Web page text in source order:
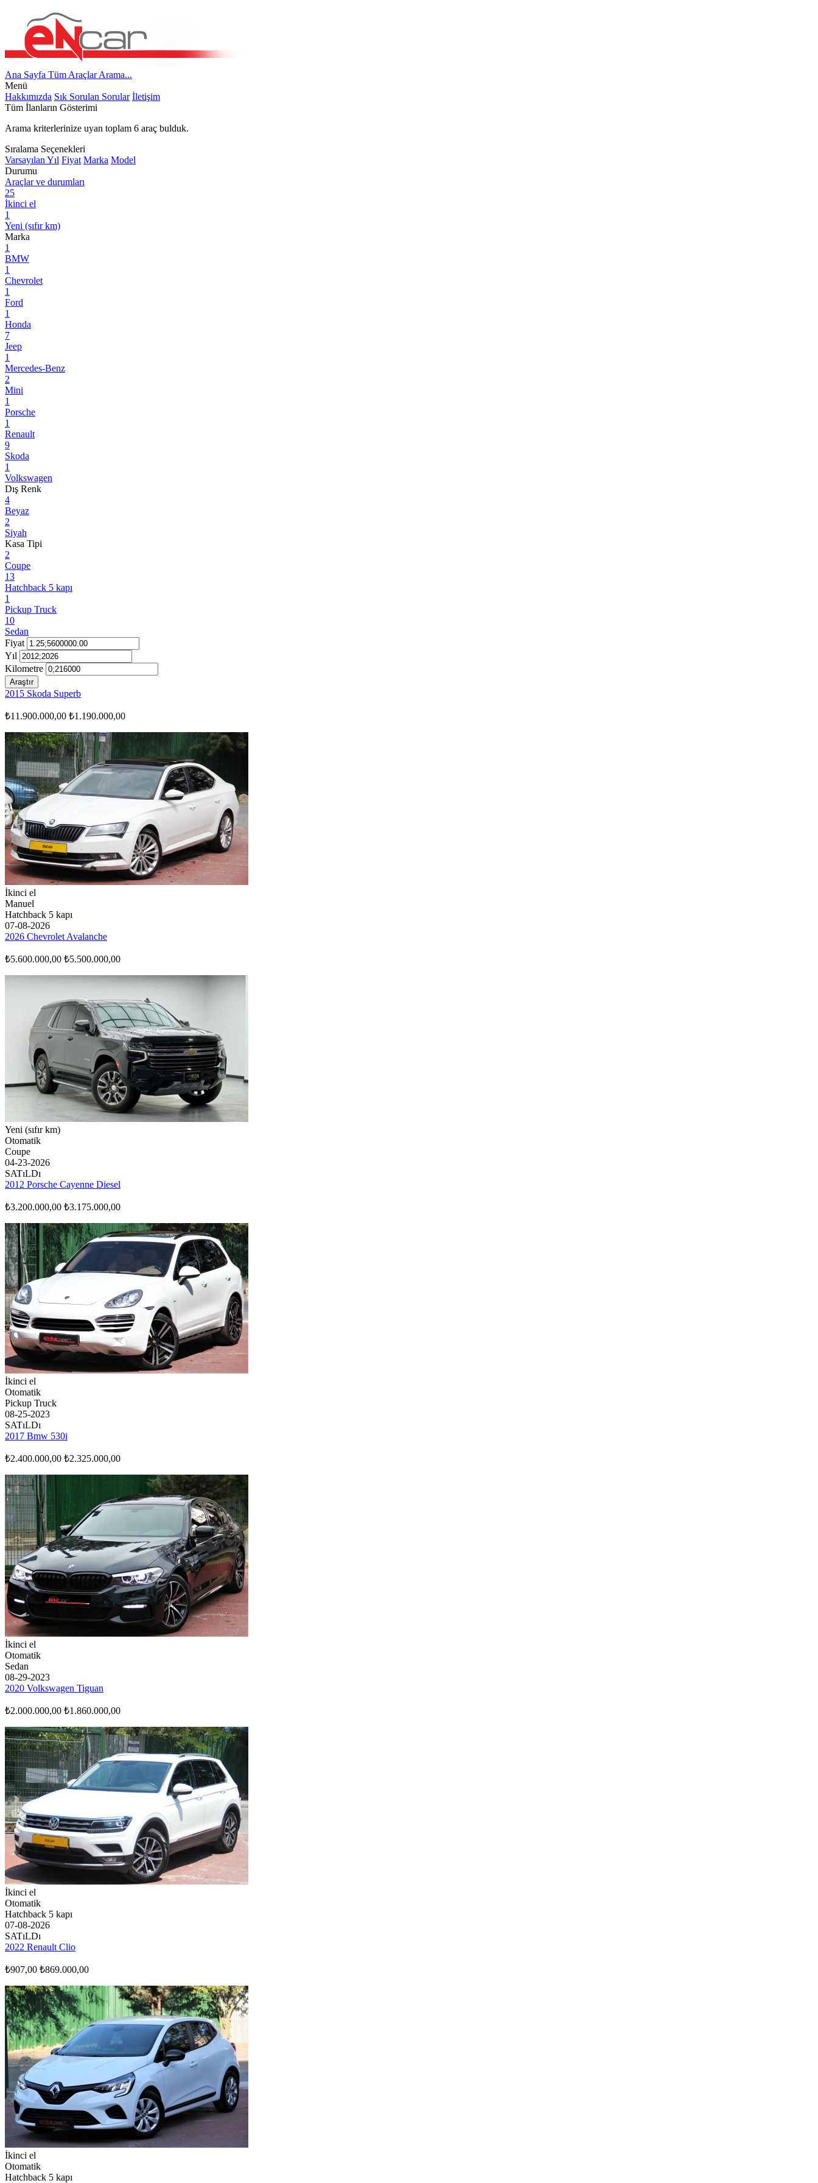
Ana Sayfa Tüm AraçlarArama...
Menü
Hakkımızda Sık Sorulan Sorular İletişim
Tüm İlanların Gösterimi
Arama kriterlerinize uyan toplam 6 araç bulduk.
Sıralama Seçenekleri
Varsayılan Yıl Fiyat Marka Model
Durumu
Araçlar ve durumları
25
İkinci el
1
Yeni (sıfır km)
Marka
1
BMW
1
Chevrolet
1
Ford
1
Honda
7
Jeep
1
Mercedes-Benz
2
Mini
1
Porsche
1
Renault
9
Skoda
1
Volkswagen
Dış Renk
4
Beyaz
2
Siyah
Kasa Tipi
2
Coupe
13
Hatchback 5 kapı
1
Pickup Truck
10
Sedan
Fiyat
Yıl
Kilometre
Araştır
2015 Skoda Superb
₺11.900.000,00 ₺1.190.000,00
İkinci el
Manuel
Hatchback 5 kapı
07-08-2026
2026 Chevrolet Avalanche
₺5.600.000,00 ₺5.500.000,00
Yeni (sıfır km)
Otomatik
Coupe
04-23-2026
SATıLDı
2012 Porsche Cayenne Diesel
₺3.200.000,00 ₺3.175.000,00
İkinci el
Otomatik
Pickup Truck
08-25-2023
SATıLDı
2017 Bmw 530i
₺2.400.000,00 ₺2.325.000,00
İkinci el
Otomatik
Sedan
08-29-2023
2020 Volkswagen Tiguan
₺2.000.000,00 ₺1.860.000,00
İkinci el
Otomatik
Hatchback 5 kapı
07-08-2026
SATıLDı
2022 Renault Clio
₺907,00 ₺869.000,00
İkinci el
Otomatik
Hatchback 5 kapı